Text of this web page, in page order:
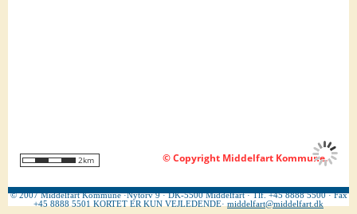
© 2007 Middelfart Kommune ·Nytorv 9 · DK-5500 Middelfart · Tlf. +45 8888 5500 · Fax
+45 8888 5501 KORTET ER KUN VEJLEDENDE· middelfart@middelfart.dk